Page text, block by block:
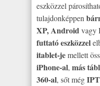
eszközzel
tulajdonképpen
XP, Androidvagy
futtató eszközzel
itablet-jemellett
iPhone-al, más
360-al, sőt még